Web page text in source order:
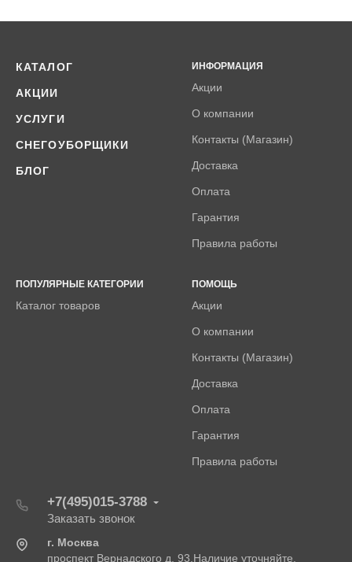
КАТАЛОГ
АКЦИИ
УСЛУГИ
СНЕГОУБОРЩИКИ
БЛОГ
ИНФОРМАЦИЯ
Акции
О компании
Контакты (Магазин)
Доставка
Оплата
Гарантия
Правила работы
ПОПУЛЯРНЫЕ КАТЕГОРИИ
Каталог товаров
ПОМОЩЬ
Акции
О компании
Контакты (Магазин)
Доставка
Оплата
Гарантия
Правила работы
+7(495)015-3788
Заказать звонок
г. Москва
проспект Вернадского д. 93.Наличие уточняйте.